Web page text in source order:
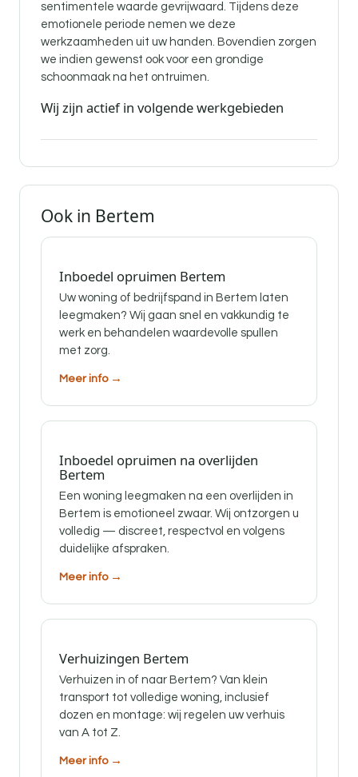
sentimentele waarde gevrijwaard. Tijdens deze
emotionele periode nemen we deze
werkzaamheden uit uw handen. Bovendien zorgen
we indien gewenst ook voor een grondige
schoonmaak na het ontruimen.
Wij zijn actief in volgende werkgebieden
Ook in Bertem
Inboedel opruimen Bertem
Uw woning of bedrijfspand in Bertem laten
leegmaken? Wij gaan snel en vakkundig te
werk en behandelen waardevolle spullen
met zorg.
Meer info →
Inboedel opruimen na overlijden
Bertem
Een woning leegmaken na een overlijden in
Bertem is emotioneel zwaar. Wij ontzorgen u
volledig — discreet, respectvol en volgens
duidelijke afspraken.
Meer info →
Verhuizingen Bertem
Verhuizen in of naar Bertem? Van klein
transport tot volledige woning, inclusief
dozen en montage: wij regelen uw verhuis
van A tot Z.
Meer info →